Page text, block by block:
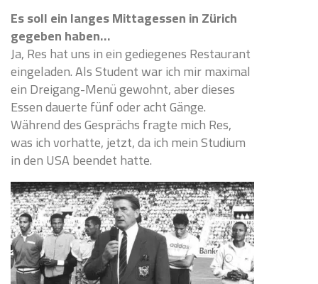
Es soll ein langes Mittagessen in Zürich
gegeben haben…
Ja, Res hat uns in ein gediegenes Restaurant
eingeladen. Als Student war ich mir maximal
ein Dreigang-Menü gewohnt, aber dieses
Essen dauerte fünf oder acht Gänge.
Während des Gesprächs fragte mich Res,
was ich vorhatte, jetzt, da ich mein Studium
in den USA beendet hatte.